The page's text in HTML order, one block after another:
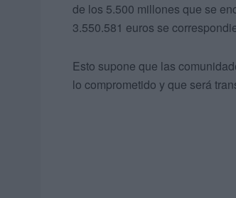
de los 5.500 millones que se
3.550.581 euros se
Esto supone que las
lo comprometido y que será